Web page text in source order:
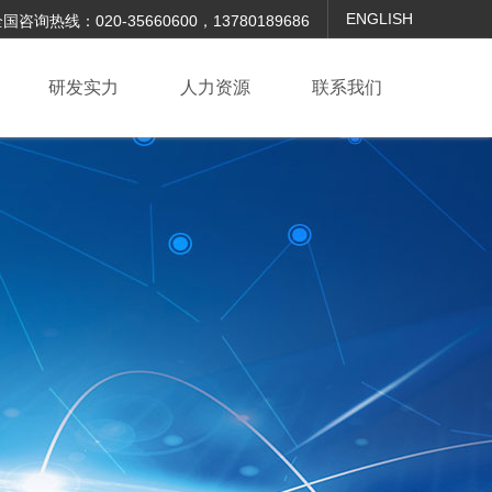
ENGLISH
国咨询热线：020-35660600，13780189686
研发实力 人力资源 联系我们